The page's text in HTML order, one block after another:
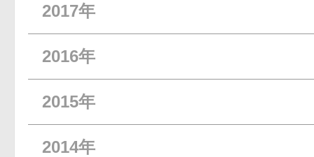
2017年
2016年
2015年
2014年